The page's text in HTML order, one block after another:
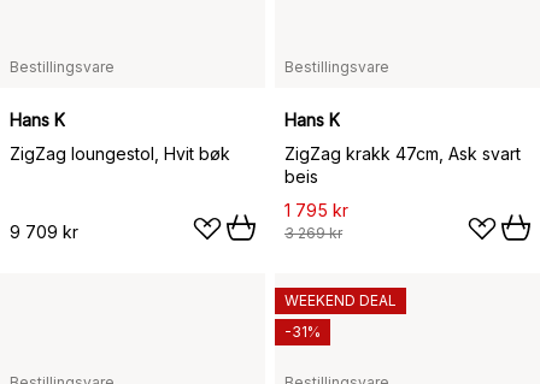
Bestillingsvare
Hans K
ZigZag loungestol, Hvit bøk
9 709 kr
Bestillingsvare
Hans K
ZigZag krakk 47cm, Ask svart
beis
1 795 kr
3 269 kr
WEEKEND DEAL
-31%